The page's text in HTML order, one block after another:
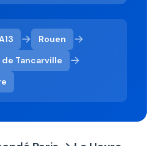
→ Rouen →
de Tancarville →